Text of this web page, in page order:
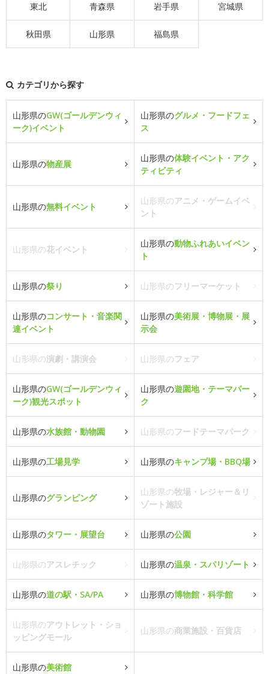
東北 青森県 岩手県 宮城県
秋田県 山形県 福島県
カテゴリから探す
山形県のGW(ゴールデンウィ
ーク)イベント
山形県のグルメ・フードフェ
ス
山形県の物産展
山形県の体験イベント・アク
ティビティ
山形県の無料イベント
山形県のアニメ・ゲームイベ
ント
山形県の花イベント
山形県の動物ふれあいイベン
ト
山形県の祭り 山形県のフリーマーケット
山形県のコンサート・音楽関
連イベント
山形県の美術展・博物展・展
示会
山形県の演劇・講演会 山形県のフェア
山形県のGW(ゴールデンウィ
ーク)観光スポット
山形県の遊園地・テーマパー
ク
山形県の水族館・動物園 山形県のフードテーマパーク
山形県の工場見学 山形県のキャンプ場・BBQ場
山形県のグランピング
山形県の牧場・レジャー＆リ
ゾート施設
山形県のタワー・展望台 山形県の公園
山形県のアスレチック 山形県の温泉・スパリゾート
山形県の道の駅・SA/PA 山形県の博物館・科学館
山形県のアウトレット・ショ
ッピングモール
山形県の商業施設・百貨店
山形県の美術館